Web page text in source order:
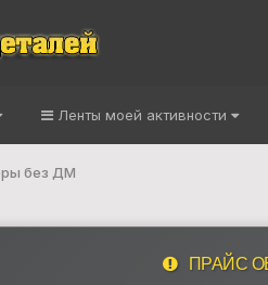
Ленты моей активности
без ДМ
ПРАЙС